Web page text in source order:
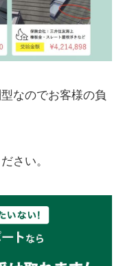
なのでお客様の負
さい。